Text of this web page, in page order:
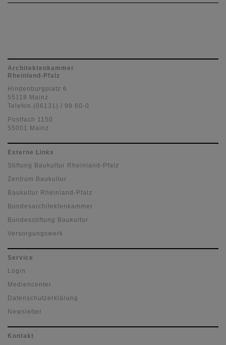
Architektenkammer
Rheinland-Pfalz
Hindenburgplatz 6
55118 Mainz
Telefon (06131) / 99 60-0
Postfach 1150
55001 Mainz
Externe Links
Stiftung Baukultur Rheinland-Pfalz
Zentrum Baukultur
Baukultur Rheinland-Pfalz
Bundesarchitektenkammer
Bundesstiftung Baukultur
Versorgungswerk
Service
Login
Mediencenter
Datenschutzerklärung
Newsletter
Kontakt